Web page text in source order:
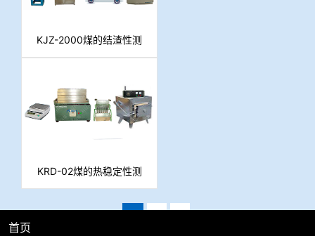
KJZ-2000煤的结渣性测
定仪
KRD-02煤的热稳定性测
定系统
1 2
3
首页